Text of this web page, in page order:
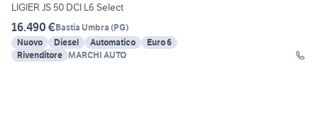
LIGIER JS 50 DCI L6 Select
16.490 €Bastia Umbra (PG)
Nuovo
Diesel Automatico
Euro 6
Rivenditore MARCHI AUTO